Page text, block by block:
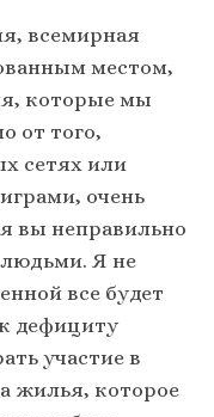
всемирная
местом,
которые мы
от того,
сетях или
очень
вы неправильно
людьми. Я не
все будет
дефициту
участие в
жилья, которое